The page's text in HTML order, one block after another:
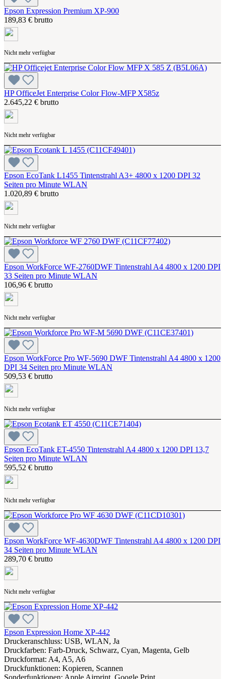
Epson Expression Premium XP-900
189,83 € brutto
Nicht mehr verfügbar
HP OfficeJet Enterprise Color Flow-MFP X585z
2.645,22 € brutto
Nicht mehr verfügbar
Epson EcoTank L1455 Tintenstrahl A3+ 4800 x 1200 DPI 32
Seiten pro Minute WLAN
1.020,89 € brutto
Nicht mehr verfügbar
Epson WorkForce WF-2760DWF Tintenstrahl A4 4800 x 1200 DPI
33 Seiten pro Minute WLAN
106,96 € brutto
Nicht mehr verfügbar
Epson WorkForce Pro WF-5690 DWF Tintenstrahl A4 4800 x 1200
DPI 34 Seiten pro Minute WLAN
509,53 € brutto
Nicht mehr verfügbar
Epson EcoTank ET-4550 Tintenstrahl A4 4800 x 1200 DPI 13,7
Seiten pro Minute WLAN
595,52 € brutto
Nicht mehr verfügbar
Epson WorkForce WF-4630DWF Tintenstrahl A4 4800 x 1200 DPI
34 Seiten pro Minute WLAN
289,70 € brutto
Nicht mehr verfügbar
Epson Expression Home XP-442
Druckeranschluss: USB, WLAN, Ja
Druckfarben: Farb-Druck, Schwarz, Cyan, Magenta, Gelb
Druckformat: A4, A5, A6
Druckfunktionen: Kopieren, Scannen
Sonderfunktionen: Apple Airprint, Google Print